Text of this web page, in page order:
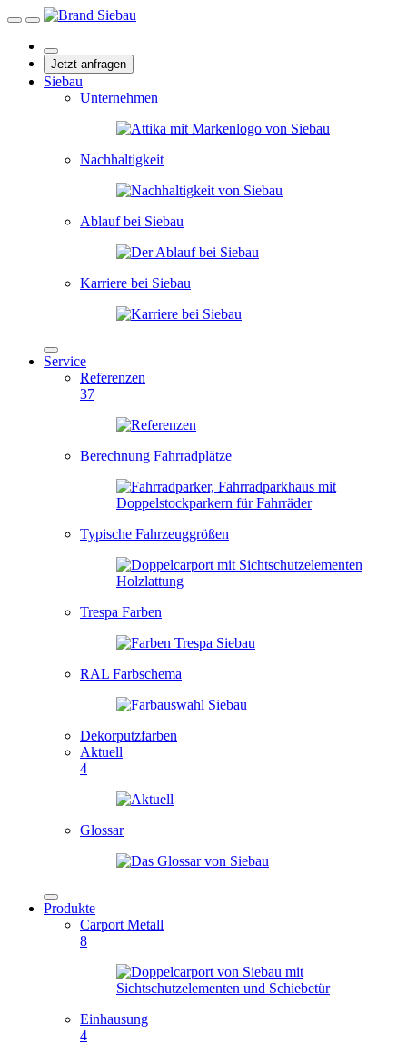
Jetzt anfragen
Siebau
Unternehmen
Nachhaltigkeit
Ablauf bei Siebau
Karriere bei Siebau
Service
Referenzen
37
Berechnung Fahrradplätze
Typische Fahrzeuggrößen
Trespa Farben
RAL Farbschema
Dekorputzfarben
Aktuell
4
Glossar
Produkte
Carport Metall
8
Einhausung
4